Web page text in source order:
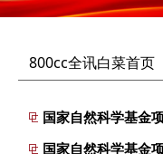
800cc全讯白菜首页
国家自然科学基金
国家自然科学基金